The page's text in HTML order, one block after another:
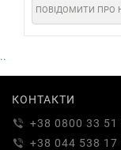
ПОВІДОМИТИ ПРО
..
КОНТАКТИ
+38 0800 33 51
+38 044 538 17